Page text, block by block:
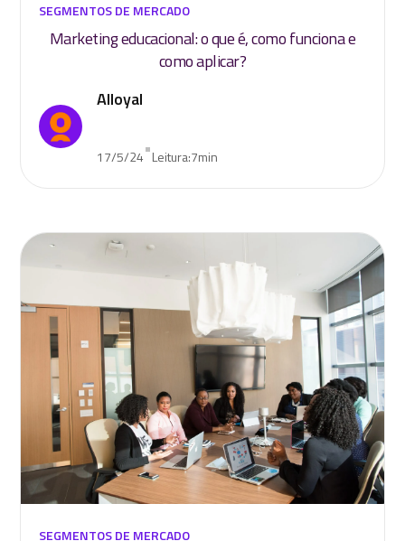
SEGMENTOS DE MERCADO
Marketing educacional: o que é, como funciona e
como aplicar?
Alloyal
17/5/24•Leitura:7min
SEGMENTOS DE MERCADO